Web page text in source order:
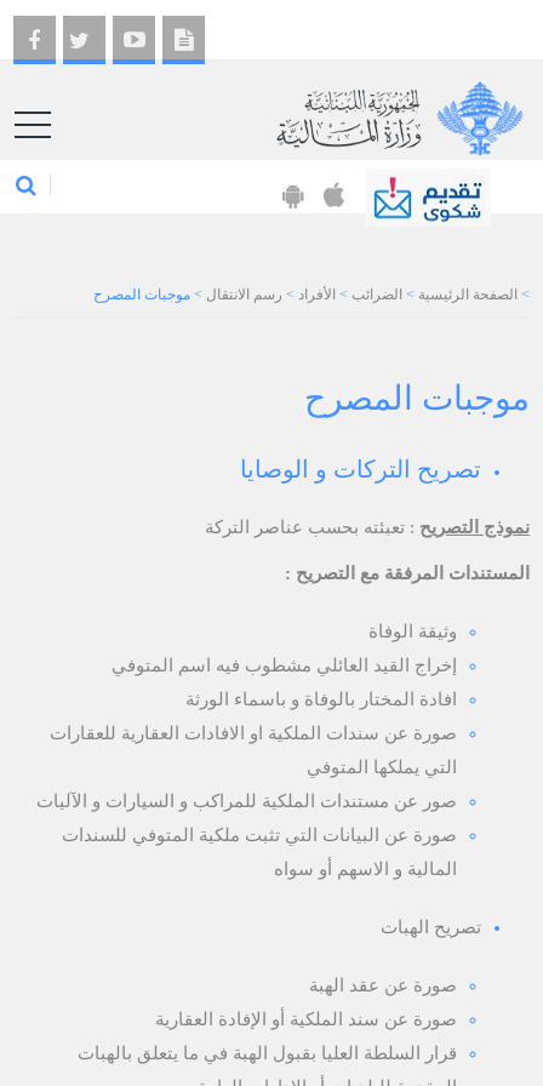
EN
> الصفحة الرئيسية > الضرائب > الأفراد > رسم الانتقال >موجبات المصرح
موجبات المصرح
تصريح التركات و الوصايا
نموذج التصريح : تعبئته بحسب عناصر التركة
المستندات المرفقة مع التصريح :
وثيقة الوفاة
إخراج القيد العائلي مشطوب فيه اسم المتوفي
افادة المختار بالوفاة و باسماء الورثة
صورة عن سندات الملكية او الافادات العقارية للعقارات
التي يملكها المتوفي
صور عن مستندات الملكية للمراكب و السيارات و الآليات
صورة عن البيانات التي تثبت ملكية المتوفي للسندات
المالية و الاسهم أو سواه
تصريح الهبات
صورة عن عقد الهبة
صورة عن سند الملكية أو الإفادة العقارية
قرار السلطة العليا بقبول الهبة في ما يتعلق بالهبات